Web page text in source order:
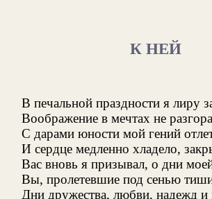
К НЕЙ
В печальной праздности я лиру
Воображение в мечтах не
С дарами юности мой гений
И сердце медленно хладело,
Вас вновь я призывал, о дни
Вы, пролетевшие под сенью
Дни дружества, любви, надежд и